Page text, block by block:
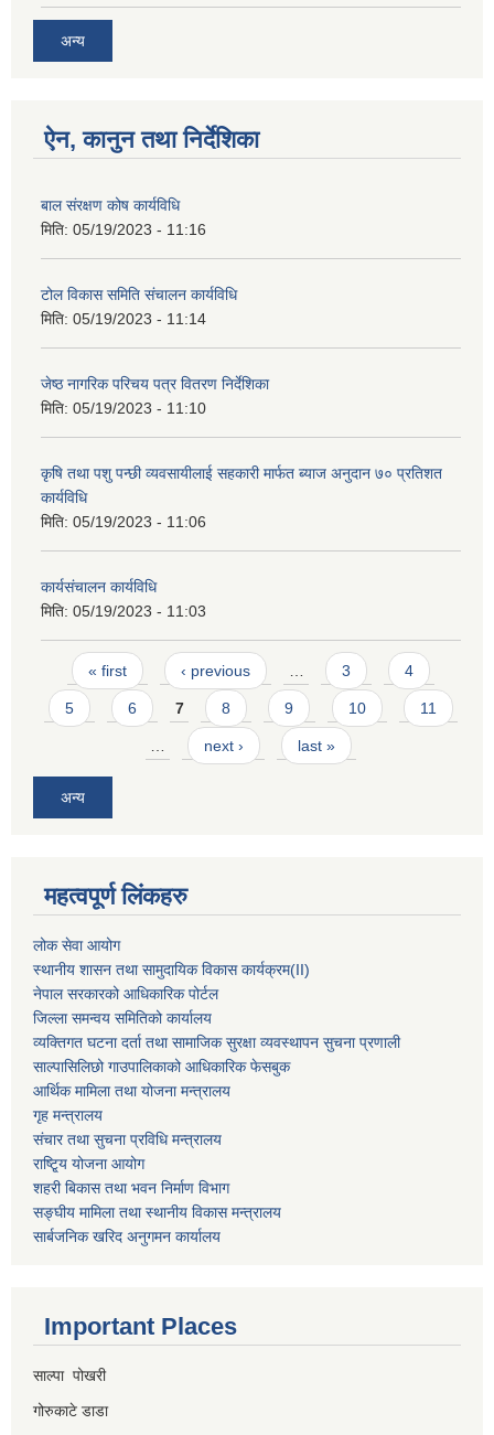
अन्य
ऐन, कानुन तथा निर्देशिका
बाल संरक्षण कोष कार्यविधि
मिति: 05/19/2023 - 11:16
टोल विकास समिति संचालन कार्यविधि
मिति: 05/19/2023 - 11:14
जेष्ठ नागरिक परिचय पत्र वितरण निर्देशिका
मिति: 05/19/2023 - 11:10
कृषि तथा पशु पन्छी व्यवसायीलाई सहकारी मार्फत ब्याज अनुदान ७० प्रतिशत
कार्यविधि
मिति: 05/19/2023 - 11:06
कार्यसंचालन कार्यविधि
मिति: 05/19/2023 - 11:03
Pages
« first ‹ previous … 3 4
5 6 7 8 9 10 11
… next › last »
अन्य
महत्वपूर्ण लिंकहरु
लोक सेवा आयोग
स्थानीय शासन तथा सामुदायिक विकास कार्यक्रम(II)
नेपाल सरकारको आधिकारिक पोर्टल
जिल्ला समन्वय समितिको कार्यालय
व्यक्तिगत घटना दर्ता तथा सामाजिक सुरक्षा व्यवस्थापन सुचना प्रणाली
साल्पासिलिछो गाउपालिकाको आधिकारिक फेसबुक
आर्थिक मामिला तथा योजना मन्त्रालय
गृह मन्त्रालय
संचार तथा सुचना प्रविधि मन्त्रालय
राष्टि्ृय योजना आयोग
शहरी बिकास तथा भवन निर्माण विभाग
सङ्घीय मामिला तथा स्थानीय विकास मन्त्रालय
सार्बजनिक खरिद अनुगमन कार्यालय
Important Places
साल्पा पोखरी
गोरुकाटे डाडा